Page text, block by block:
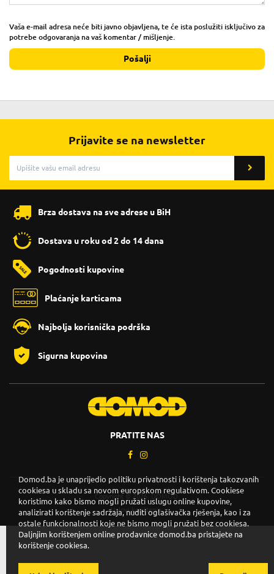
Vaša e-mail adresa neće biti javno objavljena, te će ista poslužiti isključivo za
potrebe odgovaranja na vaš komentar / mišljenje.
Pošalji
Prijavite se na newsletter
Brza dostava na sve adrese u BiH
Dostava u roku od 2 do 14 dana
Pogodnosti kupovine
Plaćanje karticama
Najbolja korisnička podrška
Sigurna kupovina
PRATITE NAS
Copyright © 2026. DOMOD.
Uslovi korištenja.
Domod.ba je unaprijedio politiku privatnosti i korištenja takozvanih
cookiesa u skladu sa novom europskom regulativom. Cookiese
koristimo kako bismo mogli pružati uslugu online kupovine,
analizirati korištenje sadržaja, nuditi oglašivačka rješenja, kao i za
ostale funkcionalnosti koje ne bismo mogli pružati bez cookiesa.
Daljnjim korištenjem online prodavnice domod.ba pristajete na
korištenje cookiesa.